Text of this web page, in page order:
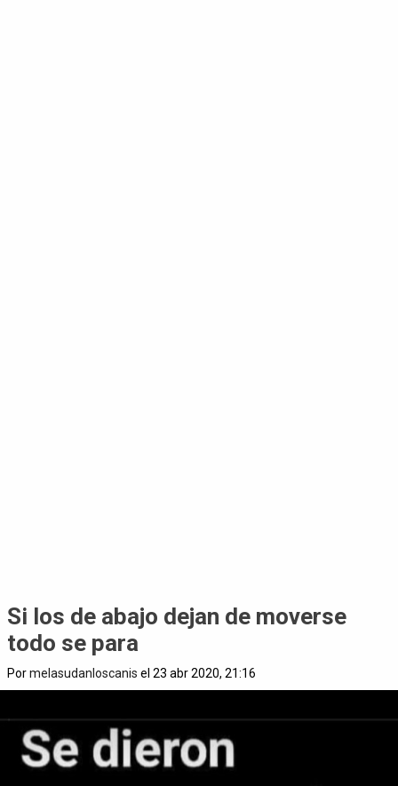
Si los de abajo dejan de moverse
todo se para
Pormelasudanloscanis el 23 abr 2020, 21:16